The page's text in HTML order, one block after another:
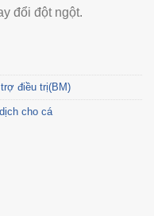
đổi đột ngột.
điều trị(BM)
cho cá